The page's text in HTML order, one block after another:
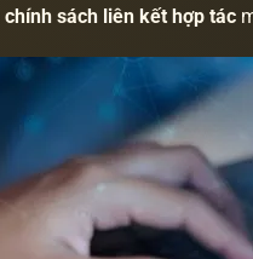
chính sách liên kết hợp tác